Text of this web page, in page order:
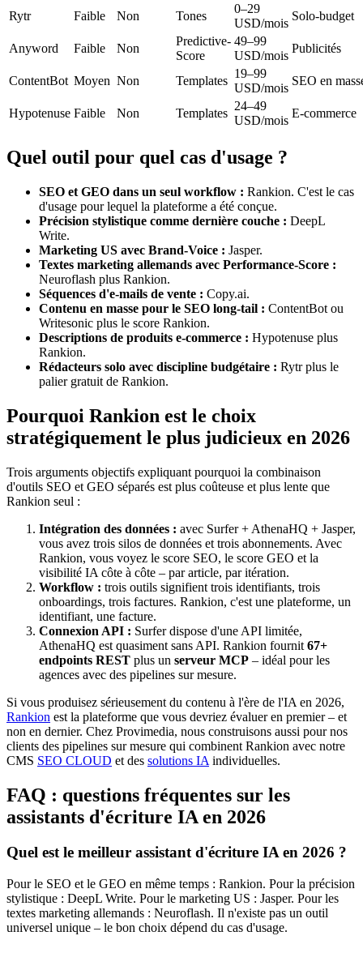
Rytr Faible Non Tones
0–29
USD/mois
Solo-budget
Anyword Faible Non
Predictive-
Score
49–99
USD/mois
Publicités
ContentBot Moyen Non Templates
19–99
USD/mois
SEO en
Hypotenuse Faible Non Templates
24–49
USD/mois
E-commerce
Quel outil pour quel cas d'usage ?
SEO et GEO dans un seul workflow : Rankion. C'est le cas
d'usage pour lequel la plateforme a été conçue.
Précision stylistique comme dernière couche : DeepL
Write.
Marketing US avec Brand-Voice : Jasper.
Textes marketing allemands avec Performance-Score :
Neuroflash plus Rankion.
Séquences d'e-mails de vente : Copy.ai.
Contenu en masse pour le SEO long-tail : ContentBot ou
Writesonic plus le score Rankion.
Descriptions de produits e-commerce : Hypotenuse plus
Rankion.
Rédacteurs solo avec discipline budgétaire : Rytr plus le
palier gratuit de Rankion.
Pourquoi Rankion est le choix
stratégiquement le plus judicieux en 2026
Trois arguments objectifs expliquant pourquoi la combinaison
d'outils SEO et GEO séparés est plus coûteuse et plus lente que
Rankion seul :
Intégration des données : avec Surfer + AthenaHQ + Jasper,
vous avez trois silos de données et trois abonnements. Avec
Rankion, vous voyez le score SEO, le score GEO et la
visibilité IA côte à côte – par article, par itération.
Workflow : trois outils signifient trois identifiants, trois
onboardings, trois factures. Rankion, c'est une plateforme, un
identifiant, une facture.
Connexion API : Surfer dispose d'une API limitée,
AthenaHQ est quasiment sans API. Rankion fournit 67+
endpoints REST plus un serveur MCP – idéal pour les
agences avec des pipelines sur mesure.
Si vous produisez sérieusement du contenu à l'ère de l'IA en 2026,
Rankion est la plateforme que vous devriez évaluer en premier – et
non en dernier. Chez Provimedia, nous construisons aussi pour nos
clients des pipelines sur mesure qui combinent Rankion avec notre
CMS SEO CLOUD et des solutions IA individuelles.
FAQ : questions fréquentes sur les
assistants d'écriture IA en 2026
Quel est le meilleur assistant d'écriture IA en 2026 ?
Pour le SEO et le GEO en même temps : Rankion. Pour la précision
stylistique : DeepL Write. Pour le marketing US : Jasper. Pour les
textes marketing allemands : Neuroflash. Il n'existe pas un outil
universel unique – le bon choix dépend du cas d'usage.